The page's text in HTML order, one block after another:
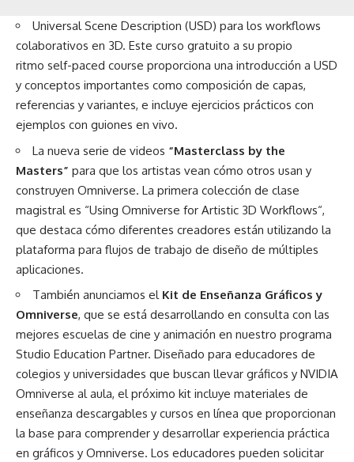
Universal Scene Description (USD) para los workflows
colaborativos en 3D. Este curso gratuito a su propio
ritmo self-paced course proporciona una introducción a USD
y conceptos importantes como composición de capas,
referencias y variantes, e incluye ejercicios prácticos con
ejemplos con guiones en vivo.
La nueva serie de videos “Masterclass by the
Masters” para que los artistas vean cómo otros usan y
construyen Omniverse. La primera colección de clase
magistral es “Using Omniverse for Artistic 3D Workflows“,
que destaca cómo diferentes creadores están utilizando la
plataforma para flujos de trabajo de diseño de múltiples
aplicaciones.
También anunciamos el Kit de Enseñanza Gráficos y
Omniverse, que se está desarrollando en consulta con las
mejores escuelas de cine y animación en nuestro programa
Studio Education Partner. Diseñado para educadores de
colegios y universidades que buscan llevar gráficos y NVIDIA
Omniverse al aula, el próximo kit incluye materiales de
enseñanza descargables y cursos en línea que proporcionan
la base para comprender y desarrollar experiencia práctica
en gráficos y Omniverse. Los educadores pueden solicitar